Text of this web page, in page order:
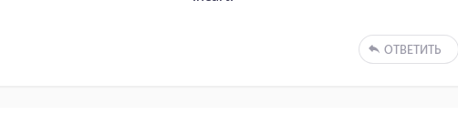
ОТВЕТИТЬ